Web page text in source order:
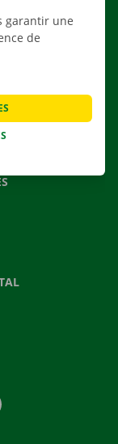
garantir une
de